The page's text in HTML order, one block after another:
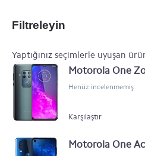
Filtreleyin
Yaptığınız seçimlerle uyuşan
Motorola One
Henüz incelenmemiş
Karşılaştır
Motorola One